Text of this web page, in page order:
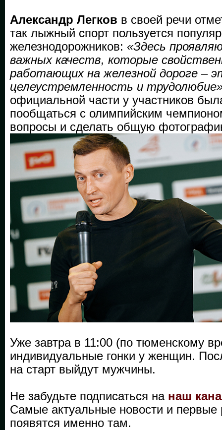
Александр Легков в своей речи
так лыжный спорт пользуется
железнодорожников: «Здесь
важных качеств, которые
работающих на железной дороге –
целеустремленность и
официальной части у участников
пообщаться с олимпийским
вопросы и сделать общую
Уже завтра в 11:00 (по тюменскому
индивидуальные гонки у женщин.
на старт выйдут мужчины.
Не забудьте подписаться на наш
Самые актуальные новости и первые
появятся именно там.